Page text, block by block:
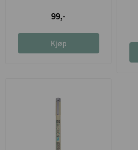
99,-
Kjøp